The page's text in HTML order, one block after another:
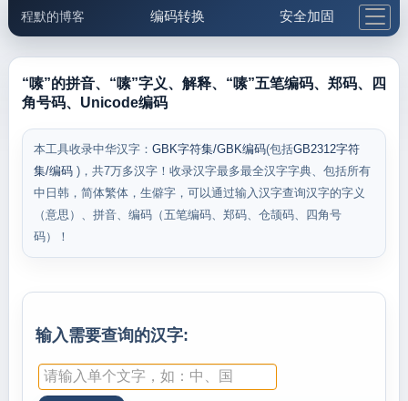
程默的博客 编码转换 安全加固
邮件工具 生活便民 更多工具
“嗉”的拼音、“嗉”字义、解释、“嗉”五笔编码、郑码、四
角号码、Unicode编码
本工具收录中华汉字： GBK字符集/GBK编码(包括GB2312字符
集/编码 )，共7万多汉字！收录汉字最多最全汉字字典、包括所有
中日韩，简体繁体，生僻字，可以通过输入汉字查询汉字的字义
（意思）、拼音、编码（五笔编码、郑码、仓颉码、四角号
码）！
输入需要查询的汉字: